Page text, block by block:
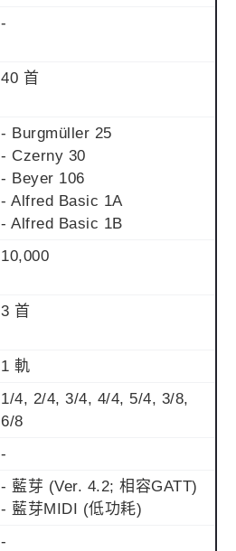
-
40 首
- Burgmüller 25
- Czerny 30
- Beyer 106
- Alfred Basic 1A
- Alfred Basic 1B
10,000
3 首
1 軌
1/4, 2/4, 3/4, 4/4, 5/4, 3/8,
6/8
-
- 藍芽 (Ver. 4.2; 相容GATT)
- 藍芽MIDI (低功耗)
-